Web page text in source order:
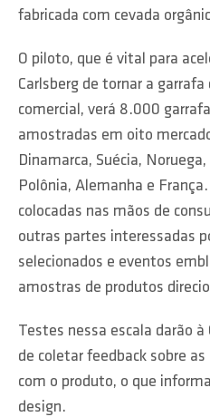
fabricada com cevada
O piloto, que é vital para
Carlsberg de tornar a
comercial, verá 8.000
amostradas em oito
Dinamarca, Suécia,
Polônia, Alemanha e
colocadas nas mãos de
outras partes interessadas
selecionados e eventos
amostras de produtos
Testes nessa escala darão
de coletar feedback sobre
com o produto, o que
design.